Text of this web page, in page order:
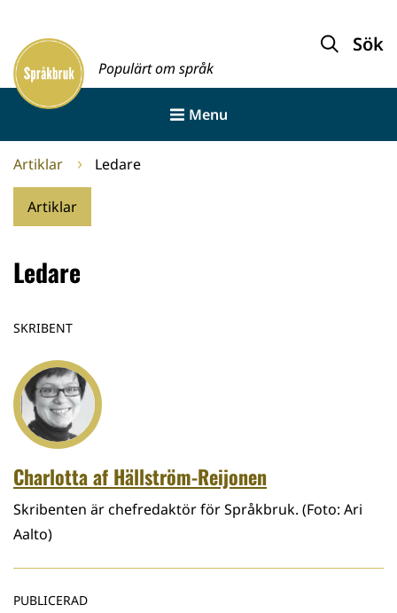
innehållet
Framsida
Populärt om språk
Sök
Menu
Artiklar Ledare
Artiklar
Ledare
SKRIBENT
Charlotta af Hällström-Reijonen
Skribenten är chefredaktör för Språkbruk. (Foto: Ari
Aalto)
PUBLICERAD